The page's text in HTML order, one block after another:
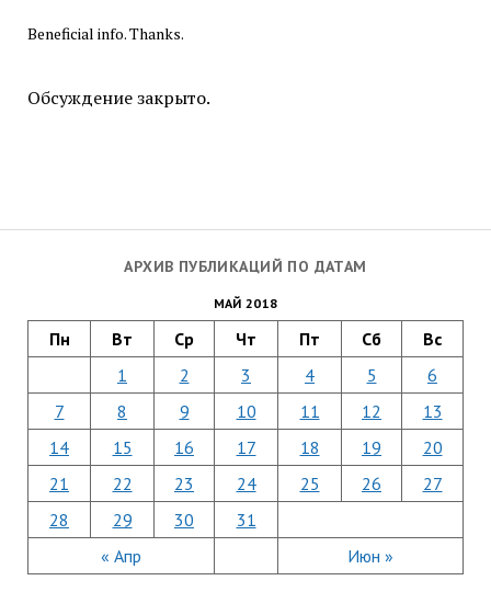
АРХИВ ПУБЛИКАЦИЙ ПО ДАТАМ
МАЙ 2018
Пн Вт Ср Чт Пт Сб Вс
« Апр Июн »
1 2 3 4 5
6
7
8 9 10 11 12
13
14
15 16 17 18 19
20
21
22 23 24 25 26
27
28
29 30 31
Beneficial info. Thanks.
Обсуждение закрыто.